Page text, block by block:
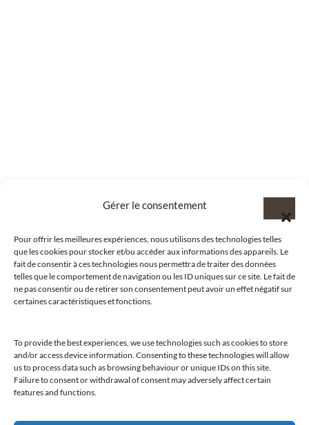
Gérer le consentement
Pour offrir les meilleures expériences, nous utilisons des technologies telles
que les cookies pour stocker et/ou accéder aux informations des appareils. Le
fait de consentir à ces technologies nous permettra de traiter des données
telles que le comportement de navigation ou les ID uniques sur ce site. Le fait de
ne pas consentir ou de retirer son consentement peut avoir un effet négatif sur
certaines caractéristiques et fonctions.
To provide the best experiences, we use technologies such as cookies to store
and/or access device information. Consenting to these technologies will allow
us to process data such as browsing behaviour or unique IDs on this site.
Failure to consent or withdrawal of consent may adversely affect certain
features and functions.@clubamilcar